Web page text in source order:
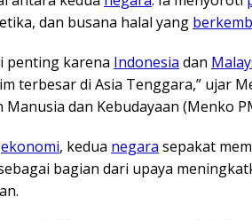
dan busana halal yang
penting karena Indonesia dan
terbesar di Asia Tenggara,” ujar
Manusia dan Kebudayaan (Menko
ekonomi, kedua negara sepakat
bagian dari upaya